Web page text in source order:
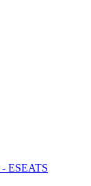
ESEATS